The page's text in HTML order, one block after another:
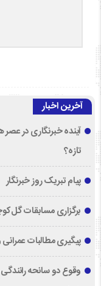
آخرین اخبار
آینده خبرنگاری در
تازه؟
پیام تبریک روز خبرنگار
برگزاری مسابقات
پیگیری مطالبات